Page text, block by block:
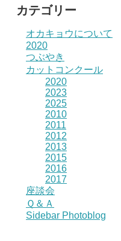
カテゴリー
オカキョウについて
2020
つぶやき
カットコンクール
2020
2023
2025
2010
2011
2012
2013
2015
2016
2017
座談会
Ｑ＆Ａ
Sidebar Photoblog